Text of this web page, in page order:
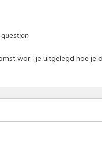
wor_ je uitgelegd hoe je